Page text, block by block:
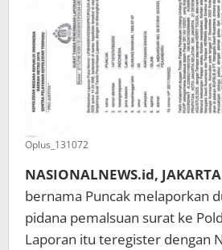
Segera
Oplus_131072
NASIONALNEWS.id, JAKARTA
bernama Puncak melaporkan
pidana pemalsuan surat ke
Laporan itu teregister dengan